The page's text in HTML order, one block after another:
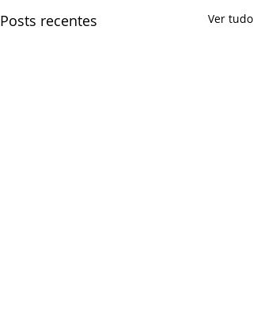
Posts recentes Ver tudo